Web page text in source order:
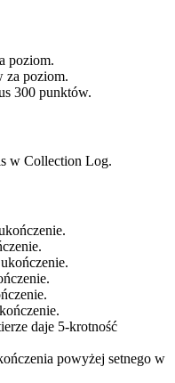
poziom.
za poziom.
300 punktów.
w Collection Log.
daje 5-krotność
powyżej setnego w